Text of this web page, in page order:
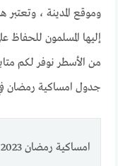
وموقع المدينة ، وتعتبر
إليها المسلمون
من الأسطر نوفر لكم
جدول امساكية رمضان في هانوفر
امساكية رمضان 2023 المانيا هانوفر موعد الإفطار في هانوفر 1444